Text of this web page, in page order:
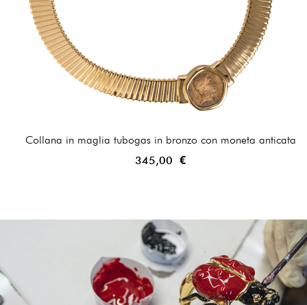
Collana in maglia tubogas in bronzo con moneta anticata
345,00 €